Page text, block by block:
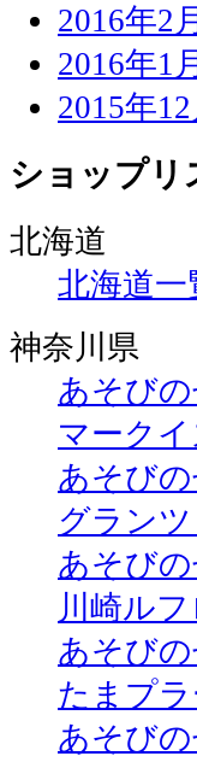
2016年2月
2016年1月
2015年12
ショップリ
北海道
北海道一
神奈川県
あそび
マーク
あそび
グラン
あそび
川崎ル
あそび
たまプ
あそび